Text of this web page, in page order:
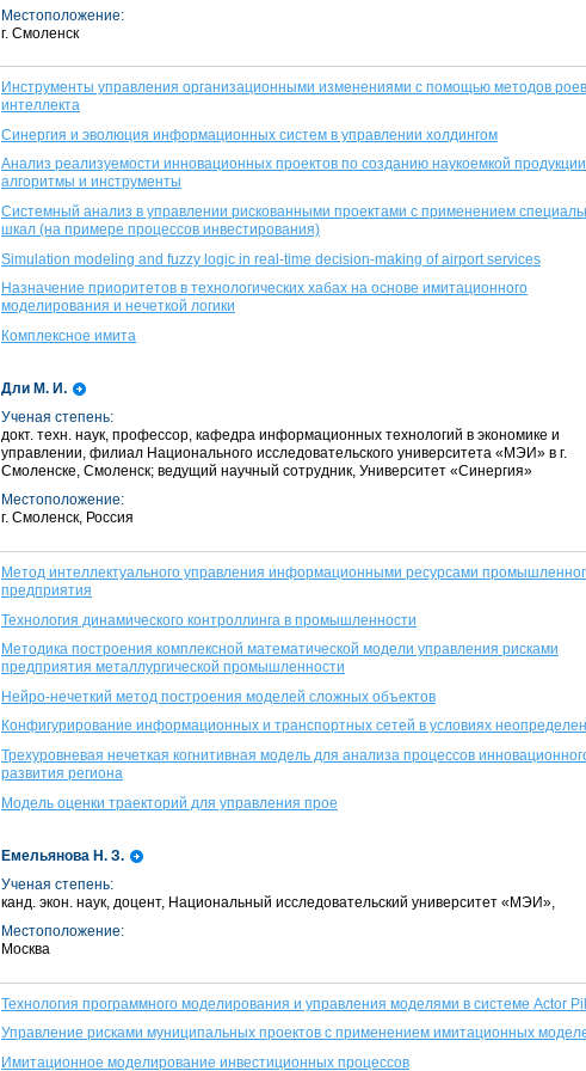
Местоположение:
г. Смоленск
Инструменты управления организационными изменениями с помощью методов
интеллекта
Синергия и эволюция информационных систем в управлении холдингом
Анализ реализуемости инновационных проектов по созданию наукоемкой
алгоритмы и инструменты
Системный анализ в управлении рискованными проектами с применением
шкал (на примере процессов инвестирования)
Simulation modeling and fuzzy logic in real-time decision-making of airport services
Назначение приоритетов в технологических хабах на основе имитационного
моделирования и нечеткой логики
Комплексное имита
Дли М. И.
Ученая степень:
докт. техн. наук, профессор, кафедра информационных технологий в экономике и
управлении, филиал Национального исследовательского университета «МЭИ» в г.
Смоленске, Смоленск; ведущий научный сотрудник, Университет «Синергия»
Местоположение:
г. Смоленск, Россия
Метод интеллектуального управления информационными ресурсами
предприятия
Технология динамического контроллинга в промышленности
Методика построения комплексной математической модели управления рисками
предприятия металлургической промышленности
Нейро-нечеткий метод построения моделей сложных объектов
Конфигурирование информационных и транспортных сетей в условиях
Трехуровневая нечеткая когнитивная модель для анализа процессов
развития региона
Модель оценки траекторий для управления прое
Емельянова Н. З.
Ученая степень:
канд. экон. наук, доцент, Национальный исследовательский университет «МЭИ»,
Местоположение:
Москва
Технология программного моделирования и управления моделями в системе Аctor
Управление рисками муниципальных проектов с применением имитационных
Имитационное моделирование инвестиционных процессов